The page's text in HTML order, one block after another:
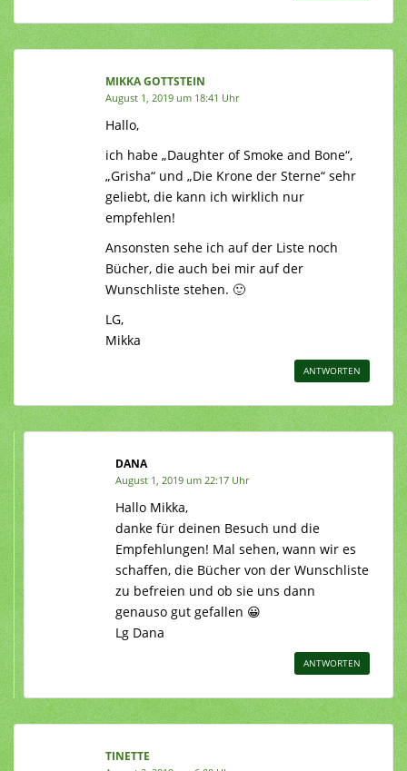
MIKKA GOTTSTEIN
August 1, 2019 um 18:41 Uhr
Hallo,
ich habe „Daughter of Smoke and Bone“,
„Grisha“ und „Die Krone der Sterne“ sehr
geliebt, die kann ich wirklich nur
empfehlen!
Ansonsten sehe ich auf der Liste noch
Bücher, die auch bei mir auf der
Wunschliste stehen. 🙂
LG,
Mikka
ANTWORTEN
DANA
August 1, 2019 um 22:17 Uhr
Hallo Mikka,
danke für deinen Besuch und die
Empfehlungen! Mal sehen, wann wir es
schaffen, die Bücher von der Wunschliste
zu befreien und ob sie uns dann
genauso gut gefallen 😀
Lg Dana
ANTWORTEN
TINETTE